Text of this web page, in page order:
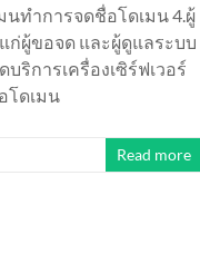
ทำการจดชื่อโดเมน 4.ผู้
ก่ผู้ขอจด และผู้ดูแลระบบ
ริการเครื่องเซิร์ฟเวอร์
โดเมน
Read more